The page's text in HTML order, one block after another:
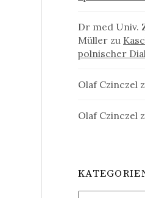
Dr med Univ.
Müller zu
polnischer
Olaf Czinczel
Olaf Czinczel